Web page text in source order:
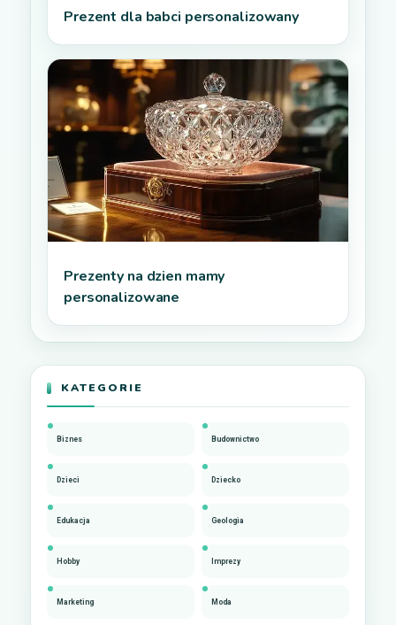
Prezent dla babci personalizowany
Prezenty na dzien mamy
personalizowane
KATEGORIE
Biznes Budownictwo
Dzieci Dziecko
Edukacja Geologia
Hobby Imprezy
Marketing Moda